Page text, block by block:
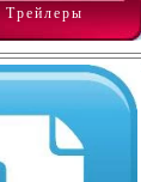
Трейлеры